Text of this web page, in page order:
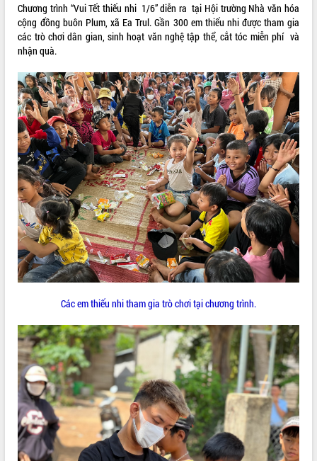
VIDEO
Không có file video nào để phát.
ALBUM ẢNH
LIÊN KẾT WEB
THỐNG KÊ TRUY CẬP
Hôm nay:
22557
Tất cả:
65998699
Chương trình “Vui Tết thiếu nhi 1/6” diễn ra tại Hội trường Nhà văn hóa
cộng đồng buôn Plum, xã Ea Trul. Gần 300 em thiếu nhi được tham gia
các trò chơi dân gian, sinh hoạt văn nghệ tập thể, cắt tóc miễn phí và
nhận quà.
Các em thiếu nhi tham gia trò chơi tại chương trình.